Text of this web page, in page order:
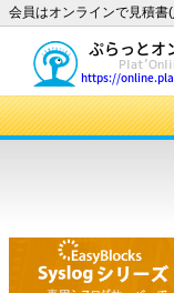
会員はオンラインで見積書(